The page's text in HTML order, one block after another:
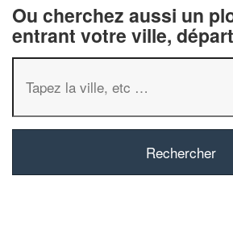
Ou cherchez aussi un
entrant votre ville,